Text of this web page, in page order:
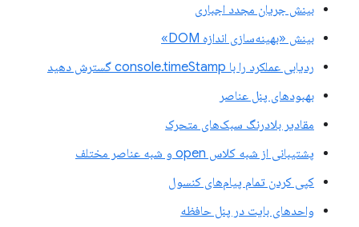
بینش جریان مجدد اجباری
بینش «بهینه‌سازی اندازه DOM»
ردیابی عملکرد را با console.timeStamp گسترش دهید
بهبودهای پنل عناصر
مقادیر بلادرنگ سبک‌های متحرک
پشتیبانی از شبه کلاس open و شبه عناصر مختلف
کپی کردن تمام پیام‌های کنسول
واحدهای بایت در پنل حافظه